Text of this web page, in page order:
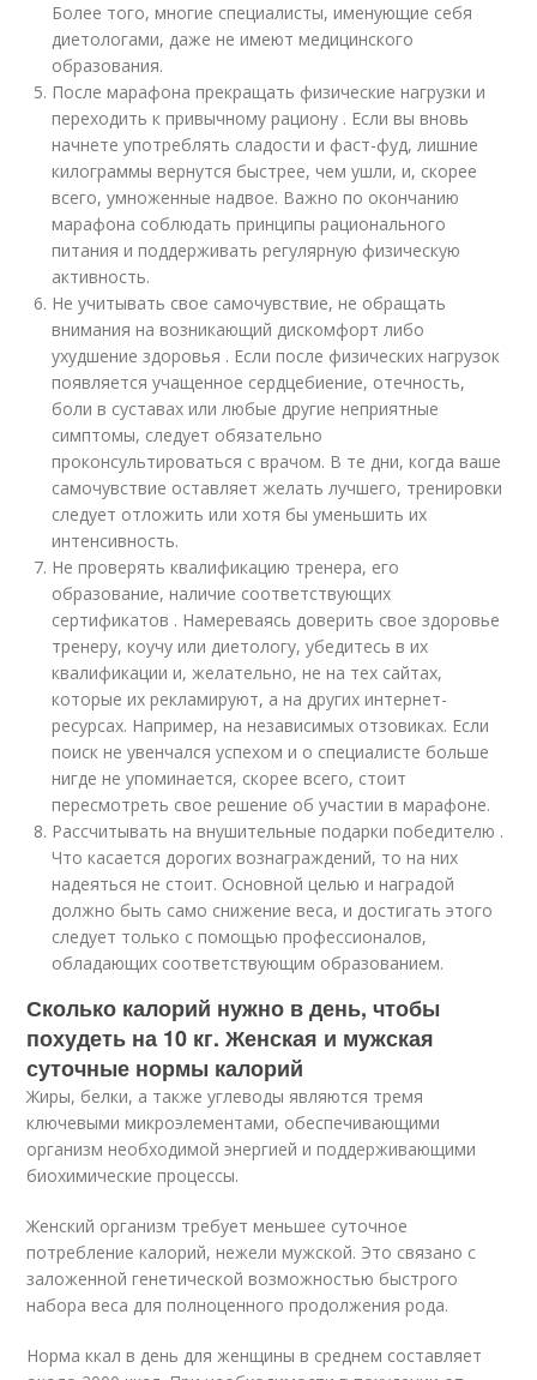
Более того, многие специалисты, именующие себя
диетологами, даже не имеют медицинского
образования.
После марафона прекращать физические нагрузки и
переходить к привычному рациону . Если вы вновь
начнете употреблять сладости и фаст-фуд, лишние
килограммы вернутся быстрее, чем ушли, и, скорее
всего, умноженные надвое. Важно по окончанию
марафона соблюдать принципы рационального
питания и поддерживать регулярную физическую
активность.
Не учитывать свое самочувствие, не обращать
внимания на возникающий дискомфорт либо
ухудшение здоровья . Если после физических нагрузок
появляется учащенное сердцебиение, отечность,
боли в суставах или любые другие неприятные
симптомы, следует обязательно
проконсультироваться с врачом. В те дни, когда ваше
самочувствие оставляет желать лучшего, тренировки
следует отложить или хотя бы уменьшить их
интенсивность.
Не проверять квалификацию тренера, его
образование, наличие соответствующих
сертификатов . Намереваясь доверить свое здоровье
тренеру, коучу или диетологу, убедитесь в их
квалификации и, желательно, не на тех сайтах,
которые их рекламируют, а на других интернет-
ресурсах. Например, на независимых отзовиках. Если
поиск не увенчался успехом и о специалисте больше
нигде не упоминается, скорее всего, стоит
пересмотреть свое решение об участии в марафоне.
Рассчитывать на внушительные подарки победителю .
Что касается дорогих вознаграждений, то на них
надеяться не стоит. Основной целью и наградой
должно быть само снижение веса, и достигать этого
следует только с помощью профессионалов,
обладающих соответствующим образованием.
Сколько калорий нужно в день, чтобы
похудеть на 10 кг. Женская и мужская
суточные нормы калорий
Жиры, белки, а также углеводы являются тремя
ключевыми микроэлементами, обеспечивающими
организм необходимой энергией и поддерживающими
биохимические процессы.
Женский организм требует меньшее суточное
потребление калорий, нежели мужской. Это связано с
заложенной генетической возможностью быстрого
набора веса для полноценного продолжения рода.
Норма ккал в день для женщины в среднем составляет